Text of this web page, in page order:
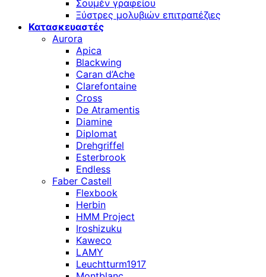
Σουμέν γραφείου
Ξύστρες μολυβιών επιτραπέζιες
Κατασκευαστές
Aurora
Apica
Blackwing
Caran d’Ache
Clarefontaine
Cross
De Atramentis
Diamine
Diplomat
Drehgriffel
Esterbrook
Endless
Faber Castell
Flexbook
Herbin
HMM Project
Iroshizuku
Kaweco
LAMY
Leuchtturm1917